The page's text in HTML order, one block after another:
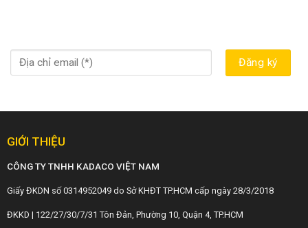
GIỚI THIỆU
CÔNG TY TNHH KADACO VIỆT NAM
Giấy ĐKDN số 0314952049 do Sở KHĐT TP.HCM cấp ngày 28/3/2018
ĐKKD | 122/27/30/7/31 Tôn Đản, Phường 10, Quận 4, TP.HCM